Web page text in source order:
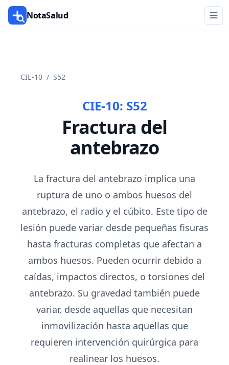
NotaSalud
CIE-10 / S52
CIE-10: S52
Fractura del
antebrazo
La fractura del antebrazo implica una
ruptura de uno o ambos huesos del
antebrazo, el radio y el cúbito. Este tipo de
lesión puede variar desde pequeñas fisuras
hasta fracturas completas que afectan a
ambos huesos. Pueden ocurrir debido a
caídas, impactos directos, o torsiones del
antebrazo. Su gravedad también puede
variar, desde aquellas que necesitan
inmovilización hasta aquellas que
requieren intervención quirúrgica para
realinear los huesos.